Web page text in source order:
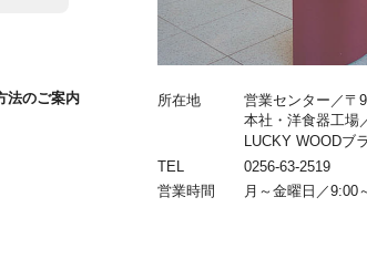
法のご案内 所在地
営業センター／〒
本社・洋食器工場
LUCKY WOODブ
TEL
0256-63-2519
営業時間
月～金曜日／9:00